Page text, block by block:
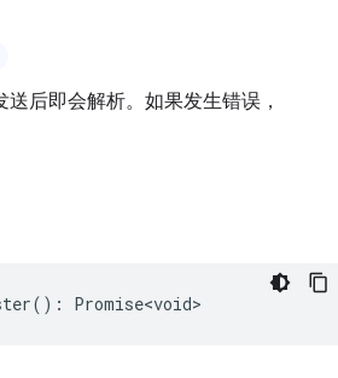
后即会解析。如果发生错误，
() : Promise<void>